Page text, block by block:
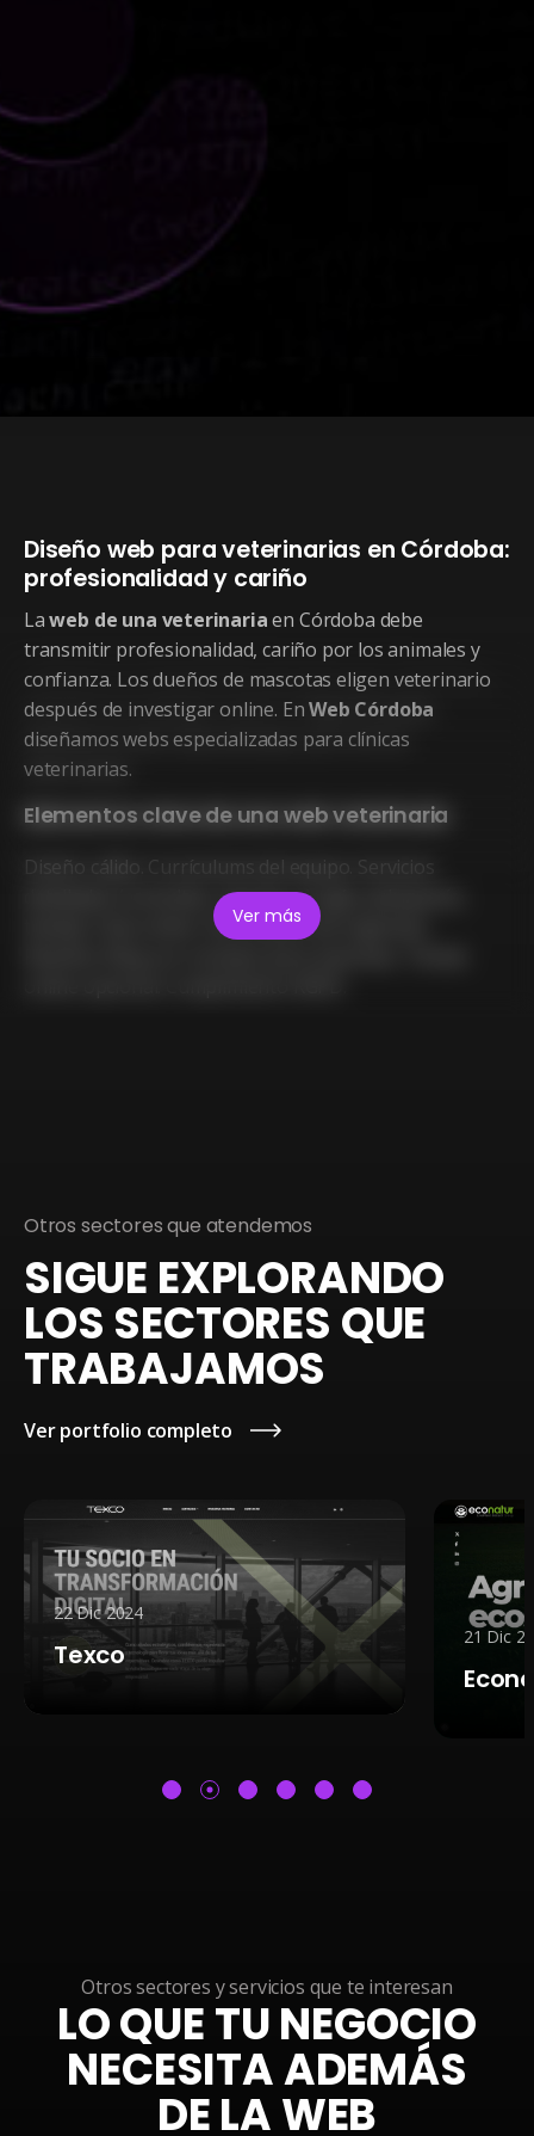
Diseño web para veterinarias en Córdoba:
profesionalidad y cariño
Laweb de una veterinariaen Córdoba debe
transmitir profesionalidad, cariño por los animales y
confianza. Los dueños de mascotas eligen veterinario
después de investigar online. EnWeb Córdoba
diseñamos webs especializadas para clínicas
veterinarias.
Elementos clave de una web veterinaria
Diseño cálido. Currículums del equipo. Servicios
detallados (consultas, vacunas, cirugía, peluquería,
tienda). Citas online. Información de urgencias.
Ver más
Otros sectores que atendemos
SIGUE EXPLORANDO
LOS SECTORES QUE
TRABAJAMOS
Ver portfolio completo
22 Dic 2024
Texco
21 Dic
Otros sectores y servicios que te interesan
LO QUE TU NEGOCIO
NECESITA ADEMÁS
DE LA WEB